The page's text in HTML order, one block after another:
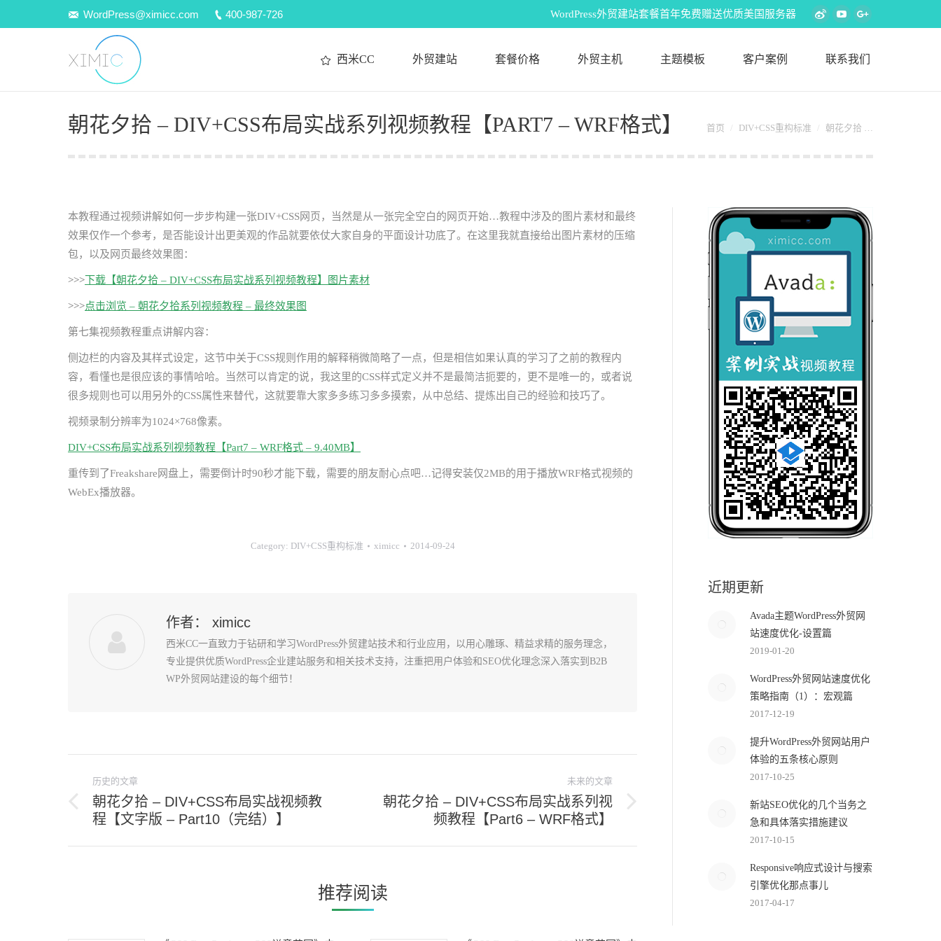
WordPress@ximicc.com 400-987-726
WordPress外贸建站套餐首年免费赠送优质美国服务器
WeiboYouTubeGoogle+
西米CC 外贸建站 套餐价格 外贸主机 主题模板 客户案例 联系我们
朝花夕拾 – DIV+CSS布局实战系列视频教程【PART7 – WRF格式】 您在这里：
首页 DIV+CSS重构标准 朝花夕拾 …
本教程通过视频讲解如何一步步构建一张DIV+CSS网页，当然是从一张完全空白的网页开始…教程中涉及的图片素材和最终
效果仅作一个参考，是否能设计出更美观的作品就要依仗大家自身的平面设计功底了。在这里我就直接给出图片素材的压缩
包，以及网页最终效果图：
>>>下载【朝花夕拾 – DIV+CSS布局实战系列视频教程】图片素材
>>>点击浏览 – 朝花夕拾系列视频教程 – 最终效果图
第七集视频教程重点讲解内容：
侧边栏的内容及其样式设定，这节中关于CSS规则作用的解释稍微简略了一点，但是相信如果认真的学习了之前的教程内
容，看懂也是很应该的事情哈哈。当然可以肯定的说，我这里的CSS样式定义并不是最简洁扼要的，更不是唯一的，或者说
很多规则也可以用另外的CSS属性来替代，这就要靠大家多多练习多多摸索，从中总结、提炼出自己的经验和技巧了。
视频录制分辨率为1024×768像素。
DIV+CSS布局实战系列视频教程【Part7 – WRF格式 – 9.40MB】
重传到了Freakshare网盘上，需要倒计时90秒才能下载，需要的朋友耐心点吧…记得安装仅2MB的用于播放WRF格式视频的
WebEx播放器。
Category: DIV+CSS重构标准 ximicc 2014-09-24
作者： ximicc
西米CC一直致力于钻研和学习WordPress外贸建站技术和行业应用，以用心雕琢、精益求精的服务理念，
专业提供优质WordPress企业建站服务和相关技术支持，注重把用户体验和SEO优化理念深入落实到B2B
WP外贸网站建设的每个细节！
导
历史的文章
历
史
的
朝花夕拾 – DIV+CSS布局实战视频教
程【文字版 – Part10（完结）】
未来的文章
未
的
章：
朝花夕拾 – DIV+CSS布局实战系列视
频教程【Part6 – WRF格式】
推荐阅读
近期更新
Avada主题WordPress外贸网
站速度优化-设置篇
2019-01-20
WordPress外贸网站速度优化
策略指南（1）：宏观篇
2017-12-19
提升WordPress外贸网站用户
体验的五条核心原则
2017-10-25
新站SEO优化的几个当务之
急和具体落实措施建议
2017-10-15
Responsive响应式设计与搜索
引擎优化那点事儿
2017-04-17